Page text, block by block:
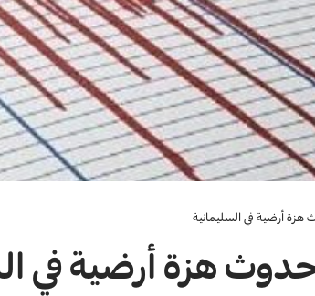
أرضية في السليمانية
هزة أرضية في